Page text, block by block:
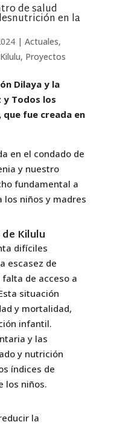
de salud
en la
| Actuales,
, Proyectos
Dilaya y la
y Todos los
que fue creada en
en el condado de
y nuestro
fundamental a
niños y madres
Kilulu
difíciles
escasez de
de acceso a
situación
y mortalidad,
infantil.
y las
y nutrición
índices de
los niños.
la